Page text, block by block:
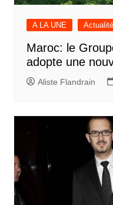
A LA UNE
Maroc: le
adopte une
Aliste Flandrain